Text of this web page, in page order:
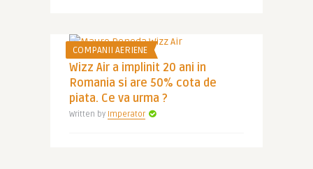
COMPANII AERIENE
Wizz Air a implinit 20 ani in
Romania si are 50% cota de
piata. Ce va urma ?
Written by Imperator